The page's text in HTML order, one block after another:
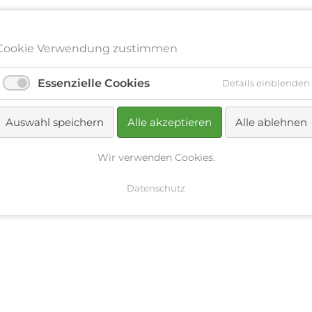
Verwendung zustimmen
Essenzielle Cookies Details einblenden
Auswahl speichern Alle akzeptieren Alle ablehnen
Wir verwenden Cookies.
Datenschutz
NAVIGATION
ÜBERSPRINGEN
HOME UNTERNEHMEN
UNTERNEHMEN BERATUNG KARRIERE
BERATUNG